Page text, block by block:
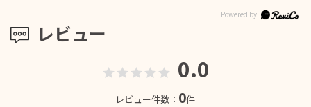
レビュー
0.0
レビュー件数： 0件